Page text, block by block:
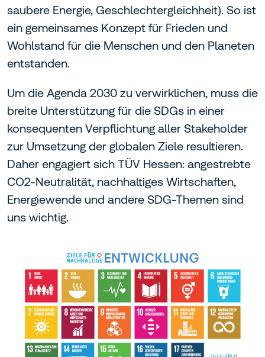
saubere Energie, Geschlechtergleichheit). So ist
ein gemeinsames Konzept für Frieden und
Wohlstand für die Menschen und den Planeten
entstanden.
Um die Agenda 2030 zu verwirklichen, muss die
breite Unterstützung für die SDGs in einer
konsequenten Verpflichtung aller Stakeholder
zur Umsetzung der globalen Ziele resultieren.
Daher engagiert sich TÜV Hessen: angestrebte
CO2-Neutralität, nachhaltiges Wirtschaften,
Energiewende und andere SDG-Themen sind
uns wichtig.